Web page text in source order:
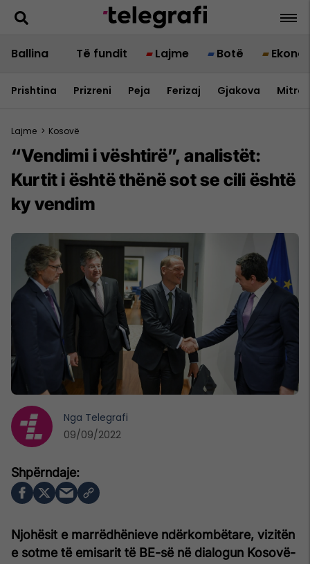
Ballina Të fundit Lajme Botë
Prishtina Prizreni Peja Ferizaj Gjakova
Lajme > Kosovë
“Vendimi i vështirë”, analistët:
Kurtit i është thënë sot se cili është
ky vendim
Njohësit e marrëdhënieve ndërkombëtare, vizitën
e sotme të emisarit të BE-së në dialogun Kosovë-
Nga Telegrafi
09/09/2022